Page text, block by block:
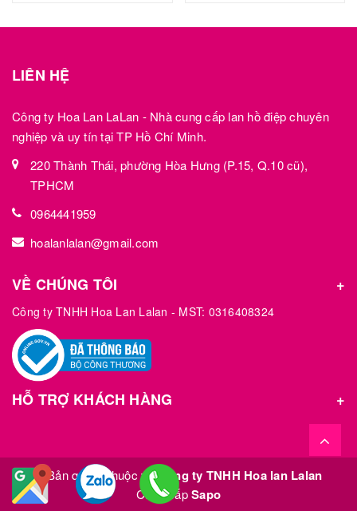
LIÊN HỆ
Công ty Hoa Lan LaLan - Nhà cung cấp lan hồ điệp chuyên
nghiệp và uy tín tại TP Hồ Chí Minh.
220 Thành Thái, phường Hòa Hưng (P.15, Q.10 cũ),
TPHCM
0964441959
hoalanlalan@gmail.com
VỀ CHÚNG TÔI
Công ty TNHH Hoa Lan Lalan - MST: 0316408324
HỖ TRỢ KHÁCH HÀNG
© Bản quyền thuộc vềCông ty TNHH Hoa lan Lalan
Cung cấpSapo